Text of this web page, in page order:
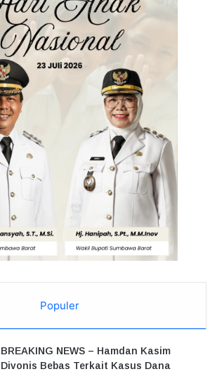
Populer
BREAKING NEWS – Hamdan Kasim
Divonis Bebas Terkait Kasus Dana